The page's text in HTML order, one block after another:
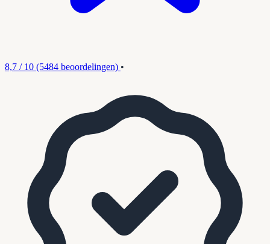
8,7 / 10 (5484 beoordelingen) •